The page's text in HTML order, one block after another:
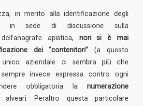
in merito alla identificazione degli
in sede di discussione sulla
apistica, non si è mai
dei “contenitori” (a questo
aziendale ci sembra più che
invece espressa contro ogni
obbligatoria la numerazione
Peraltro questa particolare